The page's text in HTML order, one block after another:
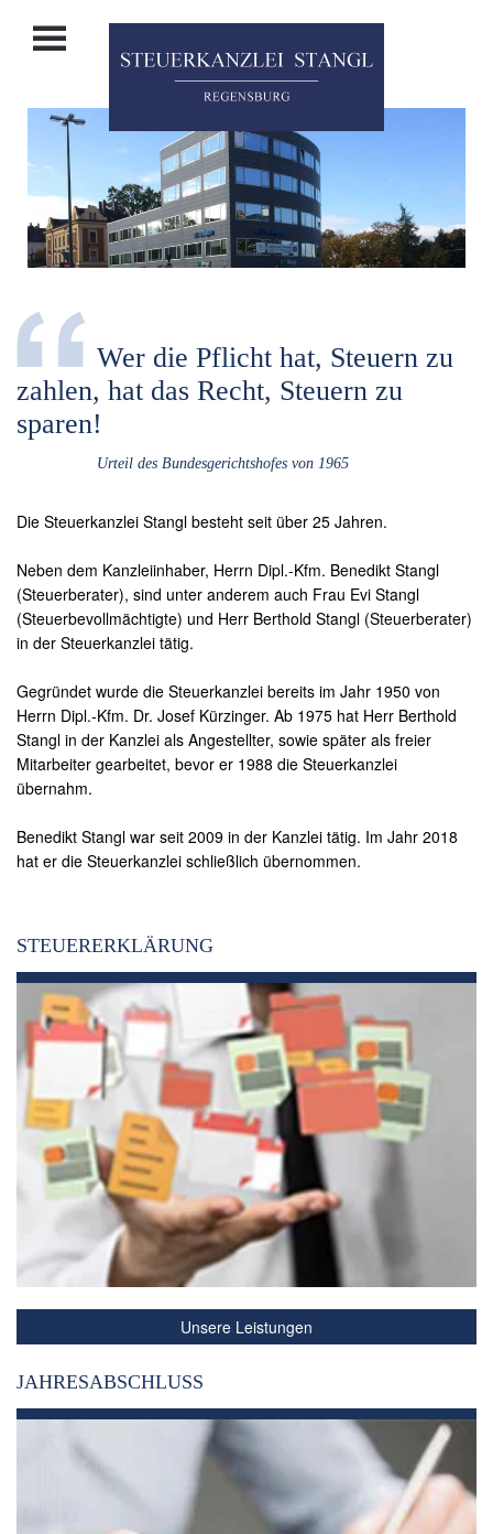
Zum Hauptinhalt springen
Wer die Pflicht hat, Steuern zu
zahlen, hat das Recht, Steuern zu
sparen!
Urteil des Bundesgerichtshofes von 1965
Die Steuerkanzlei Stangl besteht seit über 25 Jahren.
Neben dem Kanzleiinhaber, Herrn Dipl.-Kfm. Benedikt Stangl
(Steuerberater), sind unter anderem auch Frau Evi Stangl
(Steuerbevollmächtigte) und Herr Berthold Stangl (Steuerberater)
in der Steuerkanzlei tätig.
Gegründet wurde die Steuerkanzlei bereits im Jahr 1950 von
Herrn Dipl.-Kfm. Dr. Josef Kürzinger. Ab 1975 hat Herr Berthold
Stangl in der Kanzlei als Angestellter, sowie später als freier
Mitarbeiter gearbeitet, bevor er 1988 die Steuerkanzlei
übernahm.
Benedikt Stangl war seit 2009 in der Kanzlei tätig. Im Jahr 2018
hat er die Steuerkanzlei schließlich übernommen.
STEUERERKLÄRUNG
Unsere Leistungen
JAHRESABSCHLUSS